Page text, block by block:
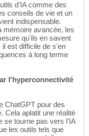
d'IA comme des
conseils de vie et un
indispensable.
mémoire avancée, les
qu'ils en savent
est difficile de s'en
à long terme
l'hyperconnectivité
ChatGPT pour des
Cela aplatit une réalité
se tourne pas vers l'IA
les outils tels que